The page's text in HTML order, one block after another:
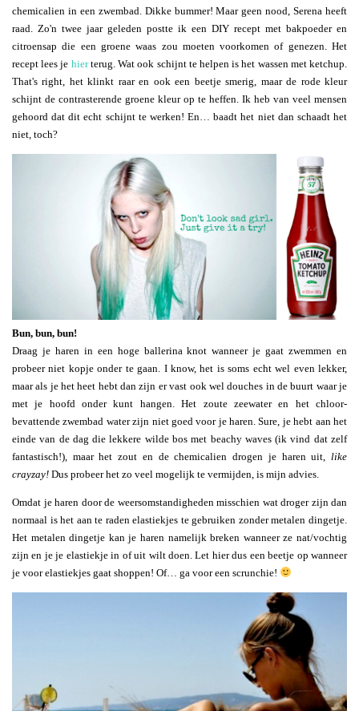
chemicalien in een zwembad. Dikke bummer! Maar geen nood, Serena heeft
raad. Zo'n twee jaar geleden postte ik een DIY recept met bakpoeder en
citroensap die een groene waas zou moeten voorkomen of genezen. Het
recept lees je hierterug. Wat ook schijnt te helpen is het wassen met ketchup.
That's right, het klinkt raar en ook een beetje smerig, maar de rode kleur
schijnt de contrasterende groene kleur op te heffen. Ik heb van veel mensen
gehoord dat dit echt schijnt te werken! En… baadt het niet dan schaadt het
niet, toch?
Bun, bun, bun!
Draag je haren in een hoge ballerina knot wanneer je gaat zwemmen en
probeer niet kopje onder te gaan. I know, het is soms echt wel even lekker,
maar als je het heet hebt dan zijn er vast ook wel douches in de buurt waar je
met je hoofd onder kunt hangen. Het zoute zeewater en het chloor-
bevattende zwembad water zijn niet goed voor je haren. Sure, je hebt aan het
einde van de dag die lekkere wilde bos met beachy waves (ik vind dat zelf
fantastisch!), maar het zout en de chemicalien drogen je haren uit, like
crayzay! Dus probeer het zo veel mogelijk te vermijden, is mijn advies.
Omdat je haren door de weersomstandigheden misschien wat droger zijn dan
normaal is het aan te raden elastiekjes te gebruiken zonder metalen dingetje.
Het metalen dingetje kan je haren namelijk breken wanneer ze nat/vochtig
zijn en je je elastiekje in of uit wilt doen. Let hier dus een beetje op wanneer
je voor elastiekjes gaat shoppen! Of… ga voor een scrunchie!